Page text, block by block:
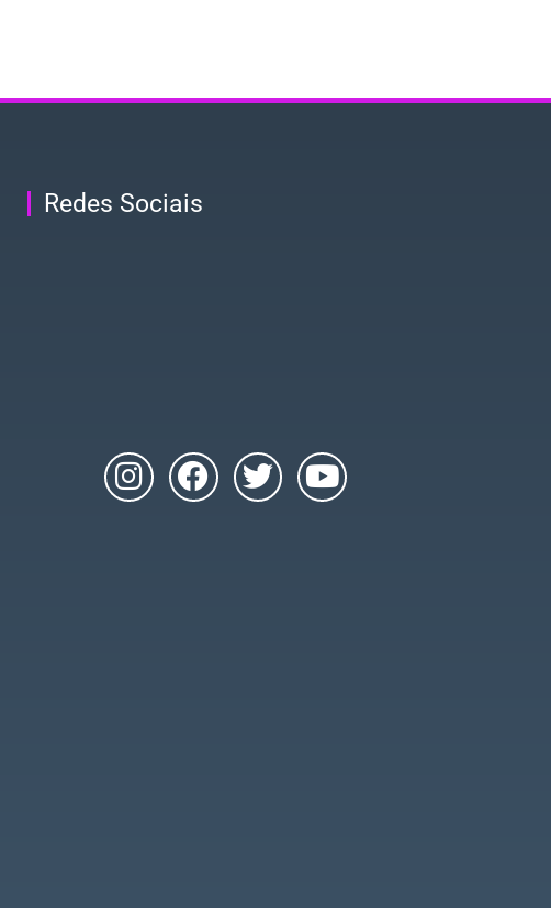
Redes Sociais